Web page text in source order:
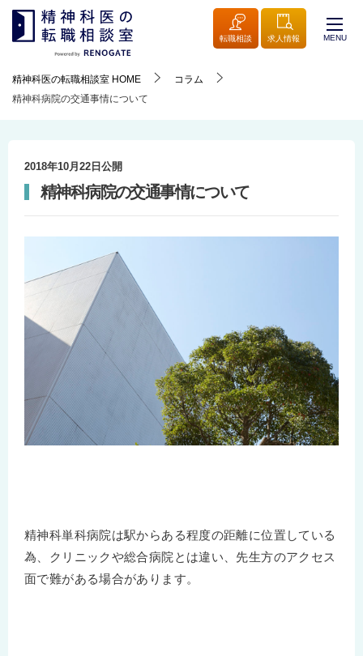
転職相談 求人情報 MENU
精神科医の転職相談室 HOME
コラム
精神科病院の交通事情について
2018年10月22日 公開
精神科病院の交通事情について
精神科単科病院は駅からある程度の距離に位置している
為、クリニックや総合病院とは違い、先生方のアクセス
面で難がある場合があります。